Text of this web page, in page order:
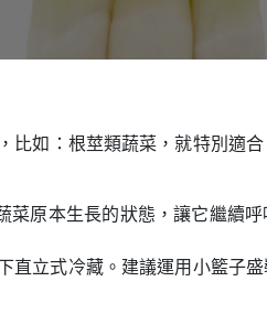
比如：根莖類蔬菜，就特別適
原本生長的狀態，讓它繼續呼
直立式冷藏。建議運用小籃子